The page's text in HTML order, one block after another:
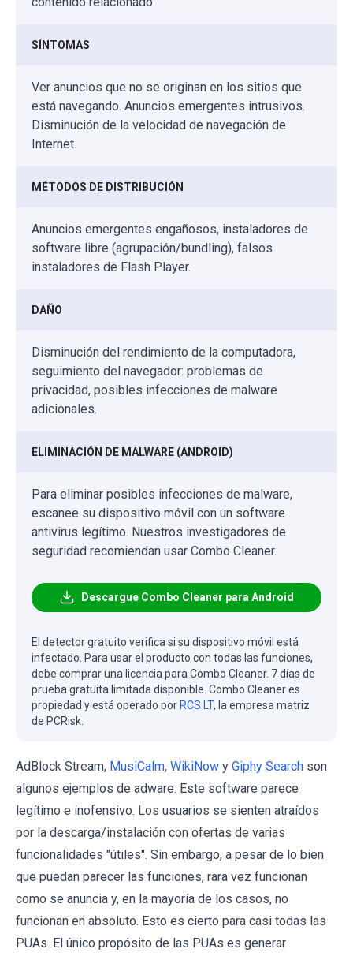
SÍNTOMAS
Ver anuncios que no se originan en los sitios que
está navegando. Anuncios emergentes intrusivos.
Disminución de la velocidad de navegación de
Internet.
MÉTODOS DE DISTRIBUCIÓN
Anuncios emergentes engañosos, instaladores de
software libre (agrupación/bundling), falsos
instaladores de Flash Player.
DAÑO
Disminución del rendimiento de la computadora,
seguimiento del navegador: problemas de
privacidad, posibles infecciones de malware
adicionales.
ELIMINACIÓN DE MALWARE (ANDROID)
Para eliminar posibles infecciones de malware,
escanee su dispositivo móvil con un software
antivirus legítimo. Nuestros investigadores de
seguridad recomiendan usar Combo Cleaner.
Descargue Combo Cleaner para Android
El detector gratuito verifica si su dispositivo móvil está
infectado. Para usar el producto con todas las funciones,
debe comprar una licencia para Combo Cleaner. 7 días de
prueba gratuita limitada disponible. Combo Cleaner es
propiedad y está operado por RCS LT, la empresa matriz
de PCRisk.
AdBlock Stream, MusiCalm, WikiNow y Giphy Search son
algunos ejemplos de adware. Este software parece
legítimo e inofensivo. Los usuarios se sienten atraídos
por la descarga/instalación con ofertas de varias
funcionalidades "útiles". Sin embargo, a pesar de lo bien
que puedan parecer las funciones, rara vez funcionan
como se anuncia y, en la mayoría de los casos, no
funcionan en absoluto. Esto es cierto para casi todas las
PUAs. El único propósito de las PUAs es generar